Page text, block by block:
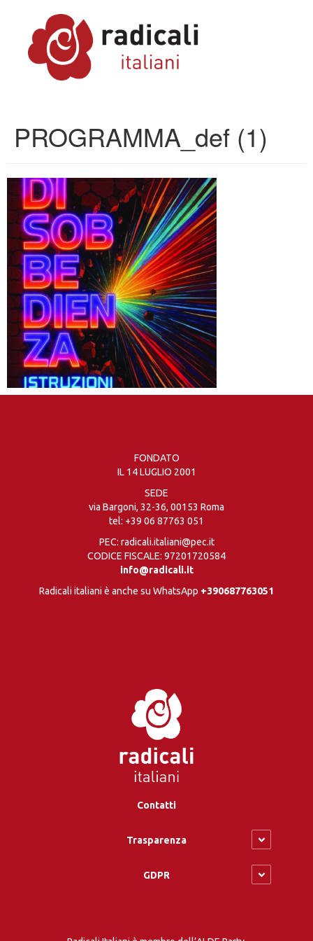
PROGRAMMA_def (1)
FONDATO
IL 14 LUGLIO 2001
SEDE
via Bargoni, 32-36, 00153 Roma
tel: +39 06 87763 051
PEC: radicali.italiani@pec.it
CODICE FISCALE: 97201720584
info@radicali.it
Radicali italiani è anche su WhatsApp +390687763051
Contatti
Trasparenza
GDPR